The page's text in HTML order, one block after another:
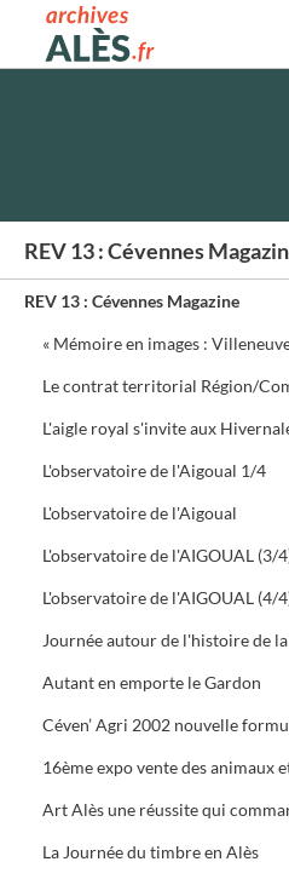
Archives municipales d'Alès
REV 13 : Cévennes
REV 13 : Cévennes Magazine
« Mémoire en images :
L'observatoire de l'Aigoual 1/4
L'observatoire de l'Aigoual
L'observatoire de l'AIGOUAL (3/
L'observatoire de l'AIGOUAL (4/
Journée autour de l'histoire de
Autant en emporte le Gardon
Céven’ Agri 2002 nouvelle
La Journée du timbre en Alès